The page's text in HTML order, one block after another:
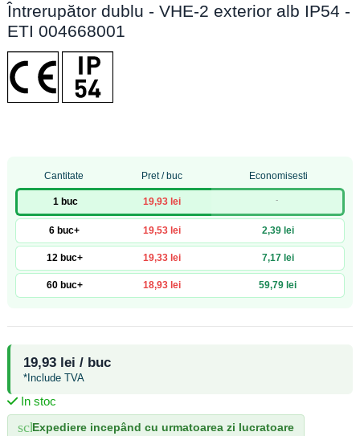
Întrerupător dublu - VHE-2 exterior alb IP54 -
ETI 004668001
Cantitate Pret / buc Economisesti
1 buc 19,93 lei -
6 buc+ 19,53 lei 2,39 lei
12 buc+ 19,33 lei 7,17 lei
60 buc+ 18,93 lei 59,79 lei
19,93 lei / buc
*Include TVA
In stoc
schedule
Expediere incepând cu urmatoarea zi lucratoare